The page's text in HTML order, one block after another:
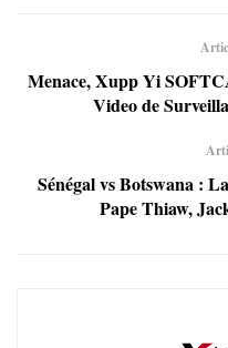
Menace, Xupp Yi
Video de
Sénégal vs Botswana :
Pape Thiaw,